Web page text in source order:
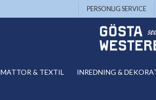
PERSONLIG SERVICE
MATTOR & TEXTIL INREDNING &